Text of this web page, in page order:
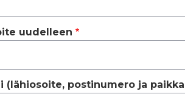
uudelleen
(lähiosoite, postinumero ja